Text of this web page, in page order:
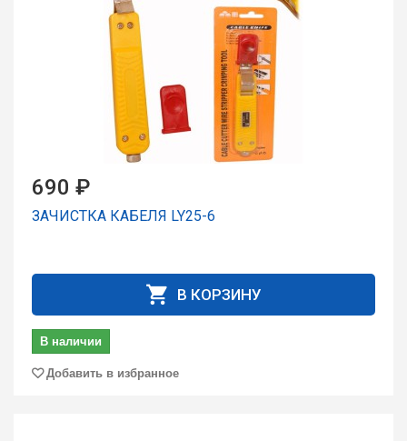
690 ₽
ЗАЧИСТКА КАБЕЛЯ LY25-6
В КОРЗИНУ
В наличии
Добавить в избранное